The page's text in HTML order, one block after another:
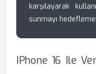
karşılayarak
sunmayı
IPhone 16 Ile